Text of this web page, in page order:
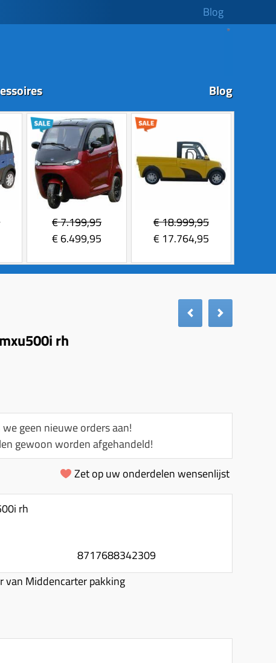
Blog
Blog
€7.199,95
€6.499,95
€18.999,95
€ 17.764,95
rh
geen nieuwe orders aan!
gewoon worden afgehandeld!
Zet op uw onderdelen wensenlijst
rh
8717688342309
van Middencarter pakking